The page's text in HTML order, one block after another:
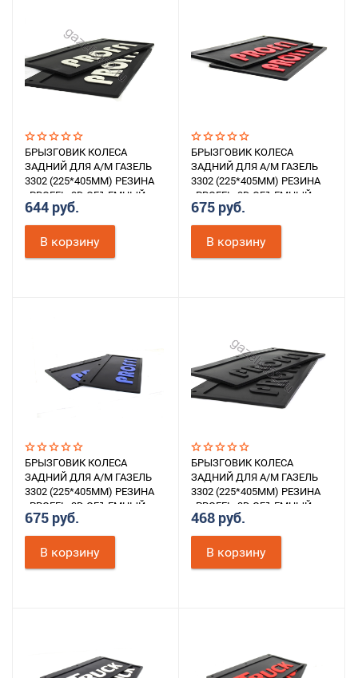
БРЫЗГОВИК КОЛЕСА
ЗАДНИЙ ДЛЯ А/М ГАЗЕЛЬ
3302 (225*405ММ) РЕЗИНА
«PROFFI» 3D ОБЪЕМНЫЙ
ТЕКСТ (БЕЛЫЙ) К-Т 2ШТ.
644 руб.
В корзину
БРЫЗГОВИК КОЛЕСА
ЗАДНИЙ ДЛЯ А/М ГАЗЕЛЬ
3302 (225*405ММ) РЕЗИНА
«PROFFI» 3D ОБЪЕМНЫЙ
ТЕКСТ (КРАСНЫЙ) К-Т 2ШТ.
675 руб.
В корзину
БРЫЗГОВИК КОЛЕСА
ЗАДНИЙ ДЛЯ А/М ГАЗЕЛЬ
3302 (225*405ММ) РЕЗИНА
«PROFFI» 3D ОБЪЕМНЫЙ
ТЕКСТ (СИНИЙ) К-Т 2ШТ.
675 руб.
В корзину
БРЫЗГОВИК КОЛЕСА
ЗАДНИЙ ДЛЯ А/М ГАЗЕЛЬ
3302 (225*405ММ) РЕЗИНА
«PROFFI» 3D ОБЪЕМНЫЙ
ТЕКСТ (ЧЕРНЫЙ) К-Т 2ШТ.
468 руб.
В корзину